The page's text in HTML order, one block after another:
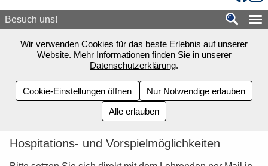
Besuch uns!
Wir verwenden Cookies für das beste Erlebnis auf unserer
Website. Mehr Informationen finden Sie in unserer
Datenschutzerklärung.
Cookie-Einstellungen öffnen
Nur Notwendige erlauben
Alle erlauben
Hospitations- und Vorspielmöglichkeiten